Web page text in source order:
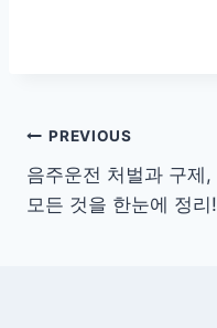
글
탐
PREVIOUS
음주운전 처벌과 구제,
모든 것을 한눈에 정리!